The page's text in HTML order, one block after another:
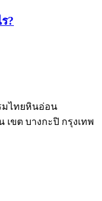
?
มไทยหินอ่อน
เขต บางกะปิ กรุงเทพ